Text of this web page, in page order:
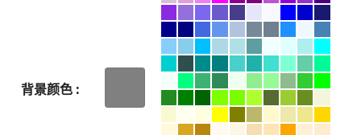
背景颜色